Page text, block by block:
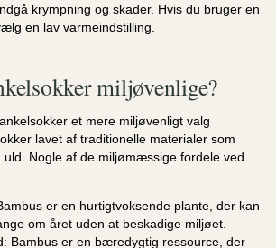
krympning og skader. Hvis du bruger en
en lav varmeindstilling.
miljøvenlige?
et mere miljøvenligt valg
lavet af traditionelle materialer som
uld. Nogle af de miljømæssige fordele ved
er en hurtigtvoksende plante, der kan
om året uden at beskadige miljøet.
Bambus er en bæredygtig ressource, der